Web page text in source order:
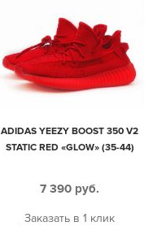
ADIDAS YEEZY BOOST 350 V2
STATIC RED «GLOW» (35-44)
7 390 руб.
Заказать в 1 клик